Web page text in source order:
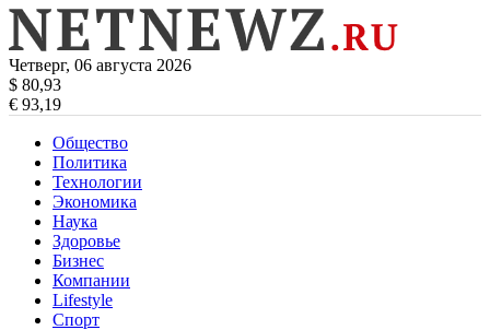
Четверг, 06 августа 2026
$ 80,93
€ 93,19
Общество
Политика
Технологии
Экономика
Наука
Здоровье
Бизнес
Компании
Lifestyle
Спорт